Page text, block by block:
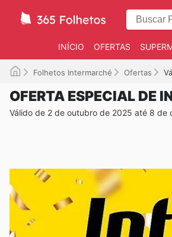
INÍCIO OFERTAS
Folhetos Intermarché Ofertas
OFERTA ESPECIAL DE
Válido de 2 de outubro de 2025 até 8 de